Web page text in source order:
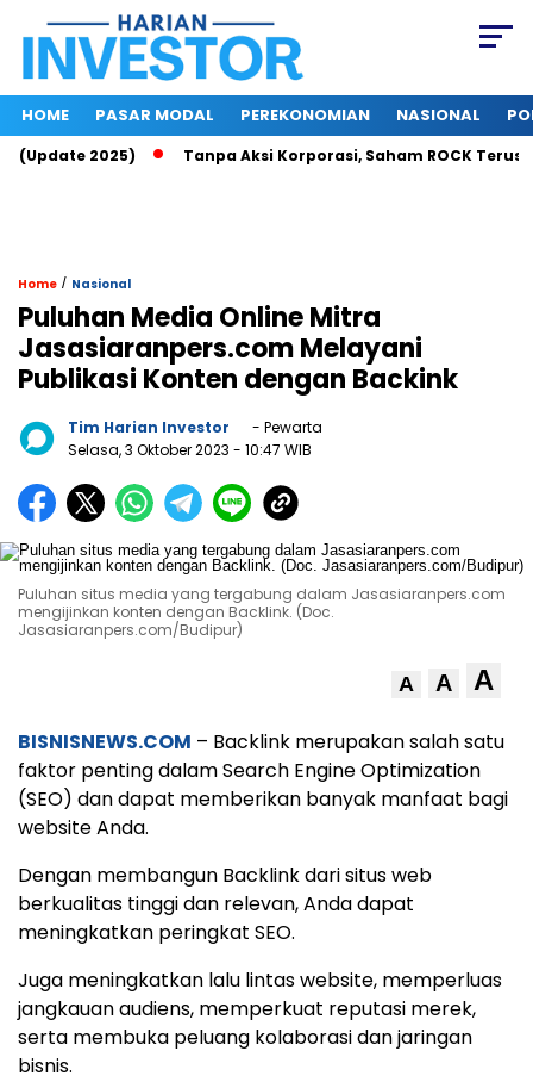
HOME PASAR MODAL PEREKONOMIAN NASIONAL
(Update 2025) Tanpa Aksi Korporasi, Saham ROCK Terus
Home / Nasional
Puluhan Media Online Mitra
Jasasiaranpers.com Melayani
Publikasi Konten dengan Backink
Tim Harian Investor
- Pewarta
Selasa, 3 Oktober 2023 - 10:47 WIB
Puluhan situs media yang tergabung dalam Jasasiaranpers.com
mengijinkan konten dengan Backlink. (Doc.
Jasasiaranpers.com/Budipur)
A A A
BISNISNEWS.COM – Backlink merupakan salah satu
faktor penting dalam Search Engine Optimization
(SEO) dan dapat memberikan banyak manfaat bagi
website Anda.
Dengan membangun Backlink dari situs web
berkualitas tinggi dan relevan, Anda dapat
meningkatkan peringkat SEO.
Juga meningkatkan lalu lintas website, memperluas
jangkauan audiens, memperkuat reputasi merek,
serta membuka peluang kolaborasi dan jaringan
bisnis.